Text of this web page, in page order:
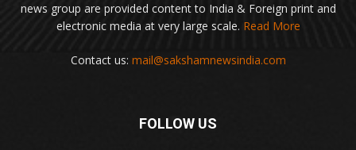
news group are provided content to India & Foreign print and
electronic media at very large scale. Read More
Contact us: mail@sakshamnewsindia.com
FOLLOW US